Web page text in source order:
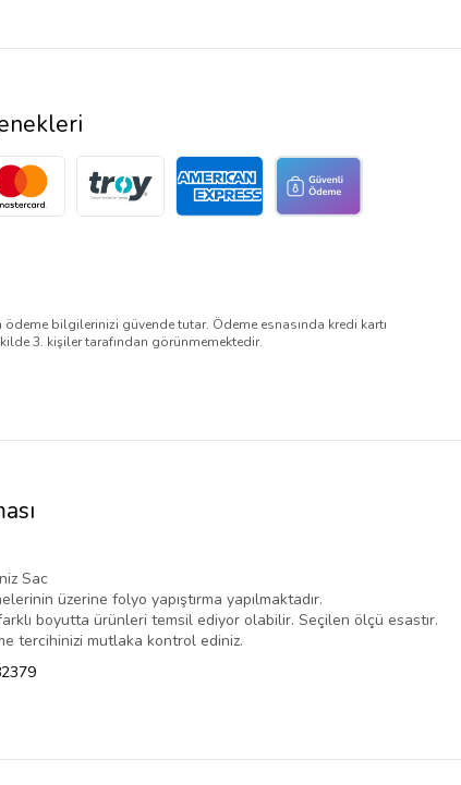
ödeme bilgilerinizi güvende tutar. Ödeme esnasında kredi kartı
3. kişiler tarafından görünmemektedir.
Sac
üzerine folyo yapıştırma yapılmaktadır.
boyutta ürünleri temsil ediyor olabilir. Seçilen ölçü esastır.
tercihinizi mutlaka kontrol ediniz.